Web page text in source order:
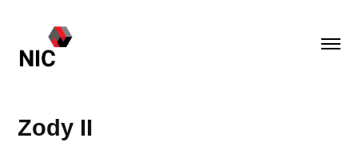
Zody II